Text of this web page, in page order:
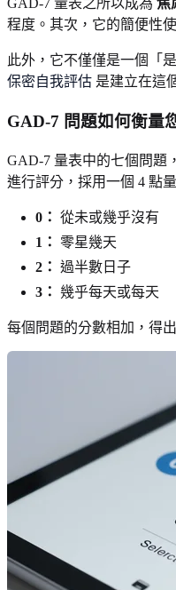
GAD-7 量表之所以成為 焦
程度。其次，它的簡便性
此外，它不僅僅是一個「
保密自我評估 是建立在這
GAD-7 問題如何衡量
GAD-7 量表中的七個問題
進行評分，採用一個 4 點量
0： 從未或幾乎沒有
1：
零星幾天
2： 過半數日子
3： 幾乎每天或每天
每個問題的分數相加，得